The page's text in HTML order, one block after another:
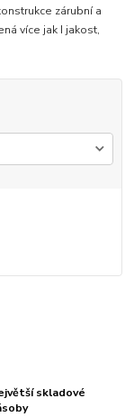
zárubní a
více jak I jakost,
skladové